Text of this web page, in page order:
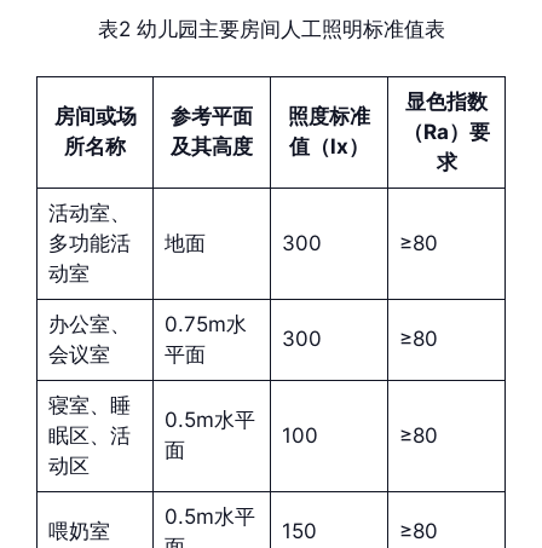
表2 幼儿园主要房间人工照明标准值表
房间或场
所名称
参考平面
及其高度
照度标准
值（lx）
显色指数
（Ra）要
求
活动室、
多功能活
动室
地面 300 ≥80
办公室、
会议室
0.75m水
平面
300 ≥80
寝室、睡
眠区、活
动区
0.5m水平
面
100 ≥80
喂奶室
0.5m水平
150 ≥80